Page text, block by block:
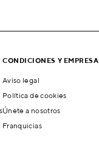
CONDICIONES Y EMPRESA
Aviso legal
Política de cookies
Únete a nosotros
Franquicias